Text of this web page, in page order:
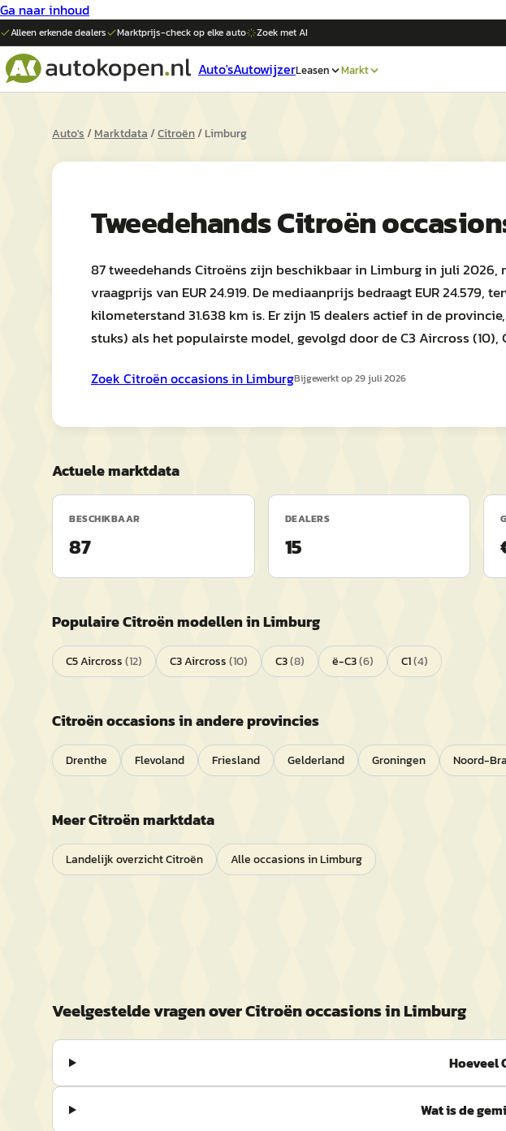
Ga naar inhoud
Alleen erkende dealers Marktprijs-check op elkeauto Zoek met AI
Auto'sAutowijzerLeasen Markt
Auto's/Marktdata/Citroën/Limburg
TweedehandsCitroën
87 tweedehands Citroëns zijn beschikbaar in Limburg in juli 2026,
vraagprijs van EUR 24.919. De mediaanprijs bedraagt EUR 24.579,
kilometerstand 31.638 km is. Er zijn 15 dealers actief in de
stuks) als het populairste model, gevolgd door de C3 Aircross (10),
Zoek Citroënoccasions in LimburgBijgewerkt op29 juli 2026
Actuele marktdata
BESCHIKBAAR
87
DEALERS
15
PopulaireCitroënmodellen inLimburg
C5 Aircross(12) C3 Aircross(10) C3(8) ë-C3(6) C1(4)
Citroënoccasions in andere provincies
Drenthe Flevoland Friesland Gelderland Groningen Noord-
MeerCitroënmarktdata
Landelijk overzichtCitroën Alle occasions inLimburg
Veelgestelde vragen overCitroënoccasions inLimburg
Hoeveel
Wat is de